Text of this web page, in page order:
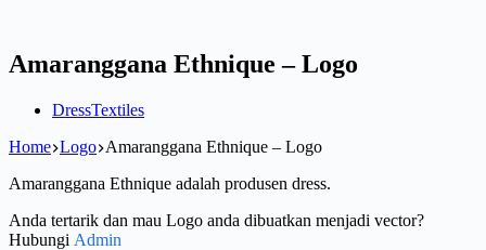
Amaranggana Ethnique – Logo
DressTextiles
Home Logo Amaranggana Ethnique – Logo
Amaranggana Ethnique adalah produsen dress.
Anda tertarik dan mau Logo anda dibuatkan menjadi vector?
Hubungi Admin